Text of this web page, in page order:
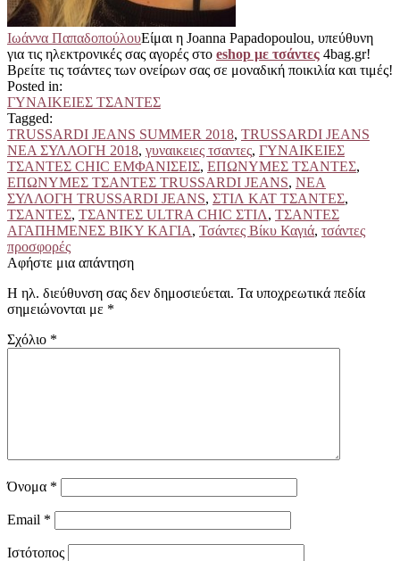
Ιωάννα ΠαπαδοπούλουΕίμαι η Joanna Papadopoulou, υπεύθυνη
για τις ηλεκτρονικές σας αγορές στο eshop με τσάντες 4bag.gr!
Βρείτε τις τσάντες των ονείρων σας σε μοναδική ποικιλία και τιμές!
Posted in:
ΓΥΝΑΙΚΕΙΕΣ ΤΣΑΝΤΕΣ
Tagged:
TRUSSARDI JEANS SUMMER 2018, TRUSSARDI JEANS
ΝΕΑ ΣΥΛΛΟΓΗ 2018, γυναικειες τσαντες, ΓΥΝΑΙΚΕΙΕΣ
ΤΣΑΝΤΕΣ CHIC ΕΜΦΑΝΙΣΕΙΣ, ΕΠΩΝΥΜΕΣ ΤΣΑΝΤΕΣ,
ΕΠΩΝΥΜΕΣ ΤΣΑΝΤΕΣ TRUSSARDI JEANS, ΝΕΑ
ΣΥΛΛΟΓΗ TRUSSARDI JEANS, ΣΤΙΛ ΚΑΤ ΤΣΑΝΤΕΣ,
ΤΣΑΝΤΕΣ, ΤΣΑΝΤΕΣ ULTRA CHIC ΣΤΙΛ, ΤΣΑΝΤΕΣ
ΑΓΑΠΗΜΕΝΕΣ ΒΙΚΥ ΚΑΓΙΑ, Τσάντες Βίκυ Καγιά, τσάντες
προσφορές
Αφήστε μια απάντηση
Η ηλ. διεύθυνση σας δεν δημοσιεύεται. Τα υποχρεωτικά πεδία
σημειώνονται με *
Σχόλιο *
Όνομα *
Email *
Ιστότοπος